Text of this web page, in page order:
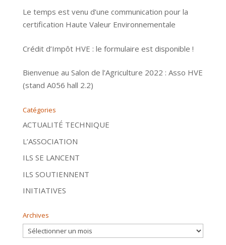
Le temps est venu d’une communication pour la
certification Haute Valeur Environnementale
Crédit d’Impôt HVE : le formulaire est disponible !
Bienvenue au Salon de l’Agriculture 2022 : Asso HVE
(stand A056 hall 2.2)
Catégories
ACTUALITÉ TECHNIQUE
L’ASSOCIATION
ILS SE LANCENT
ILS SOUTIENNENT
INITIATIVES
Archives
Archives